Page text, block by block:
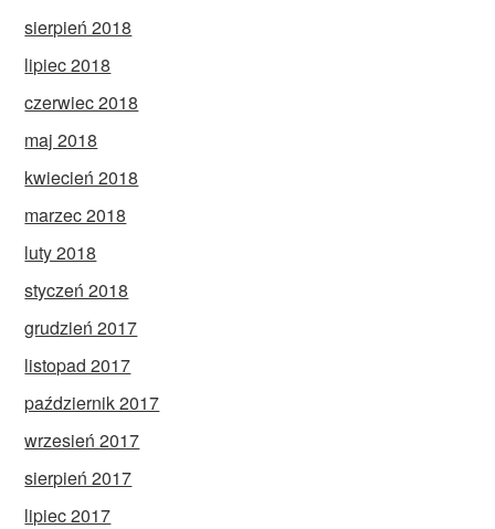
sierpień 2018
lipiec 2018
czerwiec 2018
maj 2018
kwiecień 2018
marzec 2018
luty 2018
styczeń 2018
grudzień 2017
listopad 2017
październik 2017
wrzesień 2017
sierpień 2017
lipiec 2017